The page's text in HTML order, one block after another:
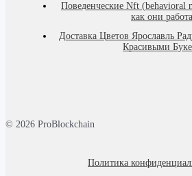
Поведенческие Nft (behavioral
как они
Доставка Цветов Ярославль
Красивыми
© 2026 ProBlockchain
Политика